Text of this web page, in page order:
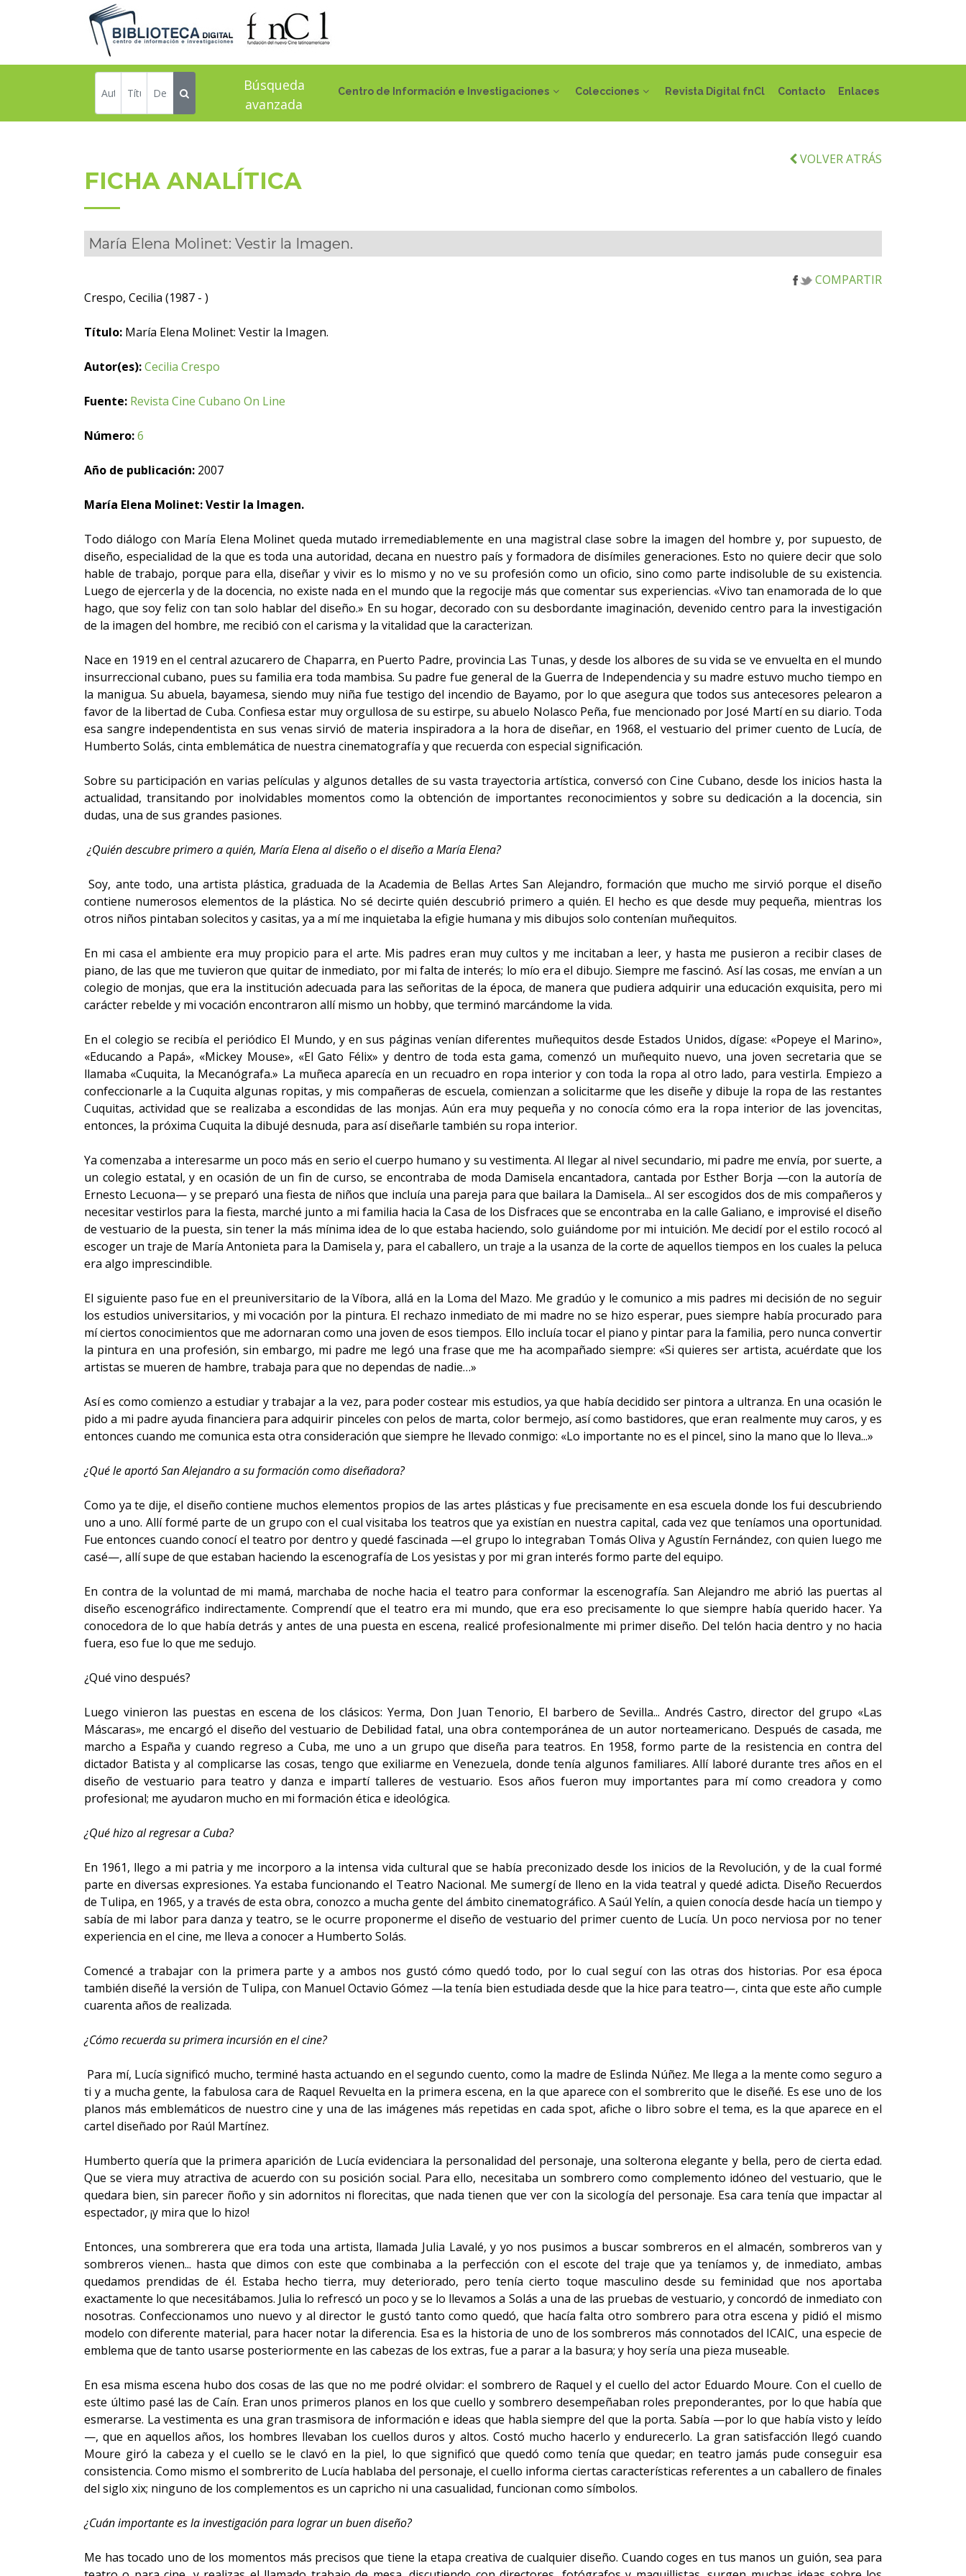
Centro de Información e Investigaciones Colecciones Revista Digital fnCl Contacto Enlaces
Búsqueda
avanzada
VOLVER ATRÁS
FICHA ANALÍTICA
María Elena Molinet: Vestir la Imagen.
COMPARTIR
Crespo, Cecilia (1987 - )
Título: María Elena Molinet: Vestir la Imagen.
Autor(es):Cecilia Crespo
Fuente: Revista Cine Cubano On Line
Número:6
Año de publicación: 2007
María Elena Molinet: Vestir la Imagen.
Todo diálogo con María Elena Molinet queda mutado irremediablemente en una magistral clase sobre la imagen del hombre y, por supuesto, de
diseño, especialidad de la que es toda una autoridad, decana en nuestro país y formadora de disímiles generaciones. Esto no quiere decir que solo
hable de trabajo, porque para ella, diseñar y vivir es lo mismo y no ve su profesión como un oficio, sino como parte indisoluble de su existencia.
Luego de ejercerla y de la docencia, no existe nada en el mundo que la regocije más que comentar sus experiencias. «Vivo tan enamorada de lo que
hago, que soy feliz con tan solo hablar del diseño.» En su hogar, decorado con su desbordante imaginación, devenido centro para la investigación
de la imagen del hombre, me recibió con el carisma y la vitalidad que la caracterizan.
Nace en 1919 en el central azucarero de Chaparra, en Puerto Padre, provincia Las Tunas, y desde los albores de su vida se ve envuelta en el mundo
insurreccional cubano, pues su familia era toda mambisa. Su padre fue general de la Guerra de Independencia y su madre estuvo mucho tiempo en
la manigua. Su abuela, bayamesa, siendo muy niña fue testigo del incendio de Bayamo, por lo que asegura que todos sus antecesores pelearon a
favor de la libertad de Cuba. Confiesa estar muy orgullosa de su estirpe, su abuelo Nolasco Peña, fue mencionado por José Martí en su diario. Toda
esa sangre independentista en sus venas sirvió de materia inspiradora a la hora de diseñar, en 1968, el vestuario del primer cuento de Lucía, de
Humberto Solás, cinta emblemática de nuestra cinematografía y que recuerda con especial significación.
Sobre su participación en varias películas y algunos detalles de su vasta trayectoria artística, conversó con Cine Cubano, desde los inicios hasta la
actualidad, transitando por inolvidables momentos como la obtención de importantes reconocimientos y sobre su dedicación a la docencia, sin
dudas, una de sus grandes pasiones.
¿Quién descubre primero a quién, María Elena al diseño o el diseño a María Elena?
Soy, ante todo, una artista plástica, graduada de la Academia de Bellas Artes San Alejandro, formación que mucho me sirvió porque el diseño
contiene numerosos elementos de la plástica. No sé decirte quién descubrió primero a quién. El hecho es que desde muy pequeña, mientras los
otros niños pintaban solecitos y casitas, ya a mí me inquietaba la efigie humana y mis dibujos solo contenían muñequitos.
En mi casa el ambiente era muy propicio para el arte. Mis padres eran muy cultos y me incitaban a leer, y hasta me pusieron a recibir clases de
piano, de las que me tuvieron que quitar de inmediato, por mi falta de interés; lo mío era el dibujo. Siempre me fascinó. Así las cosas, me envían a un
colegio de monjas, que era la institución adecuada para las señoritas de la época, de manera que pudiera adquirir una educación exquisita, pero mi
carácter rebelde y mi vocación encontraron allí mismo un hobby, que terminó marcándome la vida.
En el colegio se recibía el periódico El Mundo, y en sus páginas venían diferentes muñequitos desde Estados Unidos, dígase: «Popeye el Marino»,
«Educando a Papá», «Mickey Mouse», «El Gato Félix» y dentro de toda esta gama, comenzó un muñequito nuevo, una joven secretaria que se
llamaba «Cuquita, la Mecanógrafa.» La muñeca aparecía en un recuadro en ropa interior y con toda la ropa al otro lado, para vestirla. Empiezo a
confeccionarle a la Cuquita algunas ropitas, y mis compañeras de escuela, comienzan a solicitarme que les diseñe y dibuje la ropa de las restantes
Cuquitas, actividad que se realizaba a escondidas de las monjas. Aún era muy pequeña y no conocía cómo era la ropa interior de las jovencitas,
entonces, la próxima Cuquita la dibujé desnuda, para así diseñarle también su ropa interior.
Ya comenzaba a interesarme un poco más en serio el cuerpo humano y su vestimenta. Al llegar al nivel secundario, mi padre me envía, por suerte, a
un colegio estatal, y en ocasión de un fin de curso, se encontraba de moda Damisela encantadora, cantada por Esther Borja —con la autoría de
Ernesto Lecuona— y se preparó una fiesta de niños que incluía una pareja para que bailara la Damisela... Al ser escogidos dos de mis compañeros y
necesitar vestirlos para la fiesta, marché junto a mi familia hacia la Casa de los Disfraces que se encontraba en la calle Galiano, e improvisé el diseño
de vestuario de la puesta, sin tener la más mínima idea de lo que estaba haciendo, solo guiándome por mi intuición. Me decidí por el estilo rococó al
escoger un traje de María Antonieta para la Damisela y, para el caballero, un traje a la usanza de la corte de aquellos tiempos en los cuales la peluca
era algo imprescindible.
El siguiente paso fue en el preuniversitario de la Víbora, allá en la Loma del Mazo. Me gradúo y le comunico a mis padres mi decisión de no seguir
los estudios universitarios, y mi vocación por la pintura. El rechazo inmediato de mi madre no se hizo esperar, pues siempre había procurado para
mí ciertos conocimientos que me adornaran como una joven de esos tiempos. Ello incluía tocar el piano y pintar para la familia, pero nunca convertir
la pintura en una profesión, sin embargo, mi padre me legó una frase que me ha acompañado siempre: «Si quieres ser artista, acuérdate que los
artistas se mueren de hambre, trabaja para que no dependas de nadie…»
Así es como comienzo a estudiar y trabajar a la vez, para poder costear mis estudios, ya que había decidido ser pintora a ultranza. En una ocasión le
pido a mi padre ayuda financiera para adquirir pinceles con pelos de marta, color bermejo, así como bastidores, que eran realmente muy caros, y es
entonces cuando me comunica esta otra consideración que siempre he llevado conmigo: «Lo importante no es el pincel, sino la mano que lo lleva...»
¿Qué le aportó San Alejandro a su formación como diseñadora?
Como ya te dije, el diseño contiene muchos elementos propios de las artes plásticas y fue precisamente en esa escuela donde los fui descubriendo
uno a uno. Allí formé parte de un grupo con el cual visitaba los teatros que ya existían en nuestra capital, cada vez que teníamos una oportunidad.
Fue entonces cuando conocí el teatro por dentro y quedé fascinada —el grupo lo integraban Tomás Oliva y Agustín Fernández, con quien luego me
casé—, allí supe de que estaban haciendo la escenografía de Los yesistas y por mi gran interés formo parte del equipo.
En contra de la voluntad de mi mamá, marchaba de noche hacia el teatro para conformar la escenografía. San Alejandro me abrió las puertas al
diseño escenográfico indirectamente. Comprendí que el teatro era mi mundo, que era eso precisamente lo que siempre había querido hacer. Ya
conocedora de lo que había detrás y antes de una puesta en escena, realicé profesionalmente mi primer diseño. Del telón hacia dentro y no hacia
fuera, eso fue lo que me sedujo.
¿Qué vino después?
Luego vinieron las puestas en escena de los clásicos: Yerma, Don Juan Tenorio, El barbero de Sevilla... Andrés Castro, director del grupo «Las
Máscaras», me encargó el diseño del vestuario de Debilidad fatal, una obra contemporánea de un autor norteamericano. Después de casada, me
marcho a España y cuando regreso a Cuba, me uno a un grupo que diseña para teatros. En 1958, formo parte de la resistencia en contra del
dictador Batista y al complicarse las cosas, tengo que exiliarme en Venezuela, donde tenía algunos familiares. Allí laboré durante tres años en el
diseño de vestuario para teatro y danza e impartí talleres de vestuario. Esos años fueron muy importantes para mí como creadora y como
profesional; me ayudaron mucho en mi formación ética e ideológica.
¿Qué hizo al regresar a Cuba?
En 1961, llego a mi patria y me incorporo a la intensa vida cultural que se había preconizado desde los inicios de la Revolución, y de la cual formé
parte en diversas expresiones. Ya estaba funcionando el Teatro Nacional. Me sumergí de lleno en la vida teatral y quedé adicta. Diseño Recuerdos
de Tulipa, en 1965, y a través de esta obra, conozco a mucha gente del ámbito cinematográfico. A Saúl Yelín, a quien conocía desde hacía un tiempo y
sabía de mi labor para danza y teatro, se le ocurre proponerme el diseño de vestuario del primer cuento de Lucía. Un poco nerviosa por no tener
experiencia en el cine, me lleva a conocer a Humberto Solás.
Comencé a trabajar con la primera parte y a ambos nos gustó cómo quedó todo, por lo cual seguí con las otras dos historias. Por esa época
también diseñé la versión de Tulipa, con Manuel Octavio Gómez —la tenía bien estudiada desde que la hice para teatro—, cinta que este año cumple
cuarenta años de realizada.
¿Cómo recuerda su primera incursión en el cine?
Para mí, Lucía significó mucho, terminé hasta actuando en el segundo cuento, como la madre de Eslinda Núñez. Me llega a la mente como seguro a
ti y a mucha gente, la fabulosa cara de Raquel Revuelta en la primera escena, en la que aparece con el sombrerito que le diseñé. Es ese uno de los
planos más emblemáticos de nuestro cine y una de las imágenes más repetidas en cada spot, afiche o libro sobre el tema, es la que aparece en el
cartel diseñado por Raúl Martínez.
Humberto quería que la primera aparición de Lucía evidenciara la personalidad del personaje, una solterona elegante y bella, pero de cierta edad.
Que se viera muy atractiva de acuerdo con su posición social. Para ello, necesitaba un sombrero como complemento idóneo del vestuario, que le
quedara bien, sin parecer ñoño y sin adornitos ni florecitas, que nada tienen que ver con la sicología del personaje. Esa cara tenía que impactar al
espectador, ¡y mira que lo hizo!
Entonces, una sombrerera que era toda una artista, llamada Julia Lavalé, y yo nos pusimos a buscar sombreros en el almacén, sombreros van y
sombreros vienen... hasta que dimos con este que combinaba a la perfección con el escote del traje que ya teníamos y, de inmediato, ambas
quedamos prendidas de él. Estaba hecho tierra, muy deteriorado, pero tenía cierto toque masculino desde su feminidad que nos aportaba
exactamente lo que necesitábamos. Julia lo refrescó un poco y se lo llevamos a Solás a una de las pruebas de vestuario, y concordó de inmediato con
nosotras. Confeccionamos uno nuevo y al director le gustó tanto como quedó, que hacía falta otro sombrero para otra escena y pidió el mismo
modelo con diferente material, para hacer notar la diferencia. Esa es la historia de uno de los sombreros más connotados del ICAIC, una especie de
emblema que de tanto usarse posteriormente en las cabezas de los extras, fue a parar a la basura; y hoy sería una pieza museable.
En esa misma escena hubo dos cosas de las que no me podré olvidar: el sombrero de Raquel y el cuello del actor Eduardo Moure. Con el cuello de
este último pasé las de Caín. Eran unos primeros planos en los que cuello y sombrero desempeñaban roles preponderantes, por lo que había que
esmerarse. La vestimenta es una gran trasmisora de información e ideas que habla siempre del que la porta. Sabía —por lo que había visto y leído
—, que en aquellos años, los hombres llevaban los cuellos duros y altos. Costó mucho hacerlo y endurecerlo. La gran satisfacción llegó cuando
Moure giró la cabeza y el cuello se le clavó en la piel, lo que significó que quedó como tenía que quedar; en teatro jamás pude conseguir esa
consistencia. Como mismo el sombrerito de Lucía hablaba del personaje, el cuello informa ciertas características referentes a un caballero de finales
del siglo xix; ninguno de los complementos es un capricho ni una casualidad, funcionan como símbolos.
¿Cuán importante es la investigación para lograr un buen diseño?
Me has tocado uno de los momentos más precisos que tiene la etapa creativa de cualquier diseño. Cuando coges en tus manos un guión, sea para